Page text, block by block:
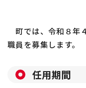
町では、令和８年
職員を募集します。
任用期間